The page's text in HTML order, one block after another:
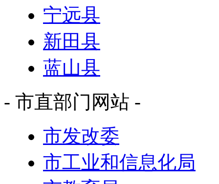
宁远县
新田县
蓝山县
- 市直部门网站 -
市发改委
市工业和信息化局